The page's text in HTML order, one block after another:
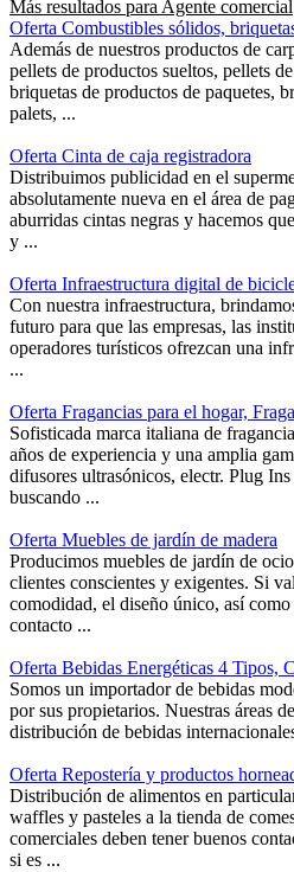
Más resultados para Agente comercial
Oferta Combustibles sólidos,
Además de nuestros productos de
pellets de productos sueltos, pellets
briquetas de productos de paquetes,
palets, ...
Oferta Cinta de caja registradora
Distribuimos publicidad en el
absolutamente nueva en el área de
aburridas cintas negras y hacemos
y ...
Oferta Infraestructura digital de
Con nuestra infraestructura,
futuro para que las empresas, las
operadores turísticos ofrezcan una
...
Oferta Fragancias para el hogar,
Sofisticada marca italiana de
años de experiencia y una amplia
difusores ultrasónicos, electr. Plug
buscando ...
Oferta Muebles de jardín de madera
Producimos muebles de jardín de
clientes conscientes y exigentes. Si
comodidad, el diseño único, así
contacto ...
Oferta Bebidas Energéticas 4 Tipos,
Somos un importador de bebidas
por sus propietarios. Nuestras áreas
distribución de bebidas
Oferta Repostería y productos
Distribución de alimentos en
waffles y pasteles a la tienda de
comerciales deben tener buenos
si es ...